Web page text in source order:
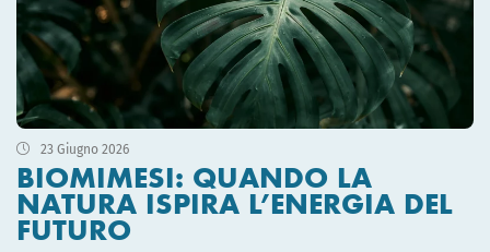
23 Giugno 2026
BIOMIMESI: QUANDO LA
NATURA ISPIRA L’ENERGIA DEL
FUTURO